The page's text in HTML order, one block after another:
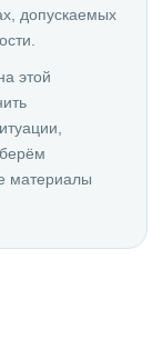
допускаемых
этой
материалы